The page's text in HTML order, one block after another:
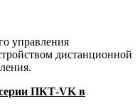
управления
дистанционной
ПКТ-VK в